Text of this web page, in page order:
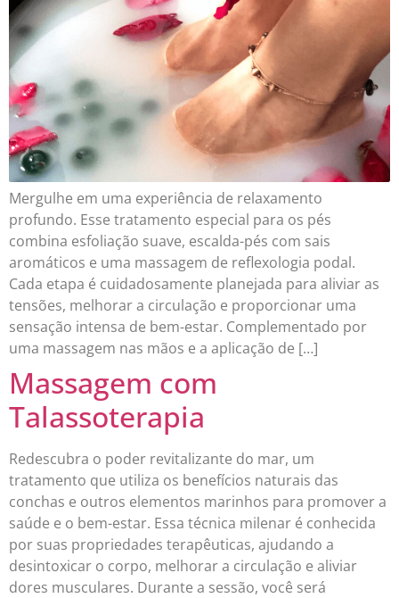
Mergulhe em uma experiência de relaxamento
profundo. Esse tratamento especial para os pés
combina esfoliação suave, escalda-pés com sais
aromáticos e uma massagem de reflexologia podal.
Cada etapa é cuidadosamente planejada para aliviar as
tensões, melhorar a circulação e proporcionar uma
sensação intensa de bem-estar. Complementado por
uma massagem nas mãos e a aplicação de […]
Massagem com
Talassoterapia
Redescubra o poder revitalizante do mar, um
tratamento que utiliza os benefícios naturais das
conchas e outros elementos marinhos para promover a
saúde e o bem-estar. Essa técnica milenar é conhecida
por suas propriedades terapêuticas, ajudando a
desintoxicar o corpo, melhorar a circulação e aliviar
dores musculares. Durante a sessão, você será